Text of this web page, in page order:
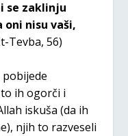
se zaklinju
oni nisu vaši,
Tevba, 56)
ih ogorči i
iskuša (da ih
njih to razveseli